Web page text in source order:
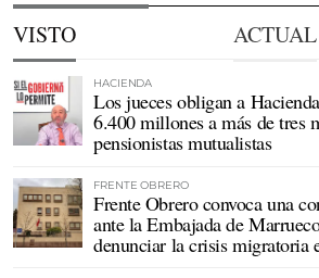
VISTO ACTUAL
HACIENDA
Los jueces obligan a
6.400 millones a más de tres
pensionistas mutualistas
FRENTE OBRERO
Frente Obrero convoca una
ante la Embajada de
denunciar la crisis migratoria